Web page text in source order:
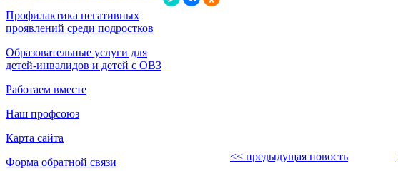
Профилактика негативных
проявлений среди подростков
Образовательные услуги для
детей-инвалидов и детей с ОВЗ
Работаем вместе
Наш профсоюз
Карта сайта
Форма обратной связи
<< предыдущая новость